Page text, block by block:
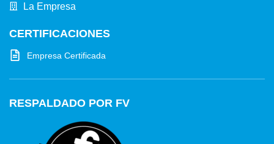
La Empresa
CERTIFICACIONES
Empresa Certificada
RESPALDADO POR FV